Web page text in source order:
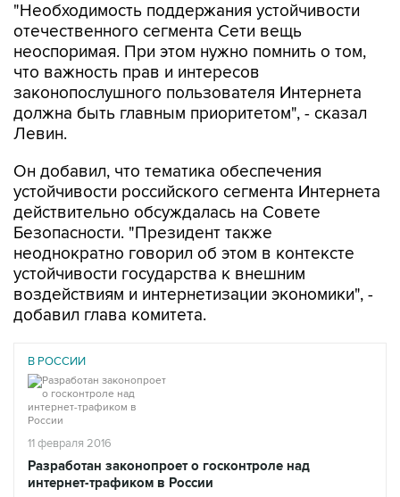
"Необходимость поддержания устойчивости
отечественного сегмента Сети вещь
неоспоримая. При этом нужно помнить о том,
что важность прав и интересов
законопослушного пользователя Интернета
должна быть главным приоритетом", - сказал
Левин.
Он добавил, что тематика обеспечения
устойчивости российского сегмента Интернета
действительно обсуждалась на Совете
Безопасности. "Президент также
неоднократно говорил об этом в контексте
устойчивости государства к внешним
воздействиям и интернетизации экономики", -
добавил глава комитета.
В РОССИИ
11 февраля 2016
Разработан законопроет о госконтроле над
интернет-трафиком в России